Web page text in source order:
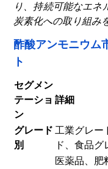
り、持続可能なエネ
炭素化への取り組み
酢酸アンモニウム
ト
セグメン
テーショ
ン
詳細
グレード
別
工業グレー
ド、食品グ
医薬品、肥